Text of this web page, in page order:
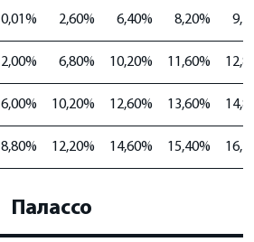
0,01% 2,60% 6,40% 8,20%
2,00% 6,80% 10,20% 11,60%
6,00% 10,20% 12,60% 13,60%
8,80% 12,20% 14,60% 15,40%
Палассо